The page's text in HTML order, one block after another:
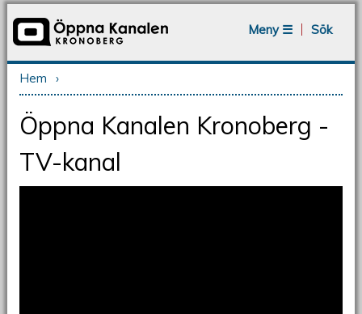
Meny ☰
Sök
Du är här
Hem ›
Öppna Kanalen Kronoberg -
TV-kanal